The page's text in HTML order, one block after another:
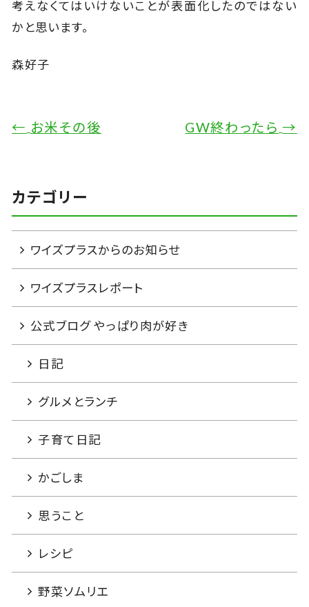
考えなくてはいけないことが表面化したのではない
かと思います。
森好子
← お米その後 GW終わったら →
カテゴリー
ワイズプラスからのお知らせ
ワイズプラスレポート
公式ブログ やっぱり肉が好き
日記
グルメとランチ
子育て日記
かごしま
思うこと
レシピ
野菜ソムリエ